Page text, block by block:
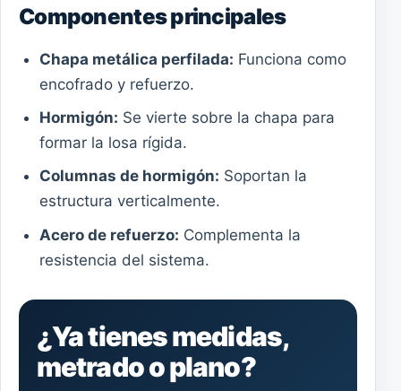
Componentes principales
Chapa metálica perfilada: Funciona como
encofrado y refuerzo.
Hormigón: Se vierte sobre la chapa para
formar la losa rígida.
Columnas de hormigón: Soportan la
estructura verticalmente.
Acero de refuerzo: Complementa la
resistencia del sistema.
¿Ya tienes medidas,
metrado o plano?